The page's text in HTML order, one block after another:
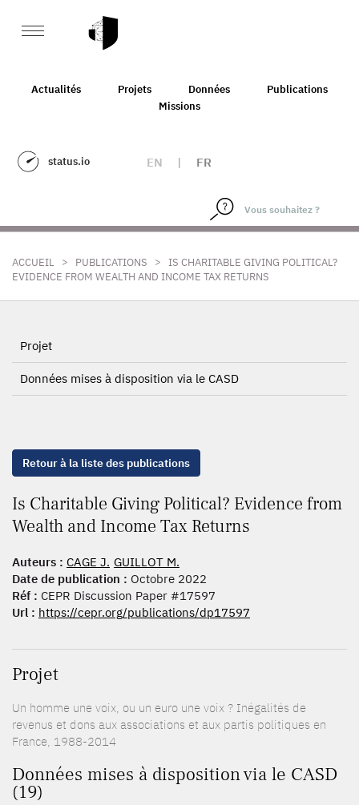
Actualités Projets Données
Publications
Missions
status.io EN | FR
ACCUEIL > PUBLICATIONS > IS CHARITABLE GIVING POLITICAL?
EVIDENCE FROM WEALTH AND INCOME TAX RETURNS
Projet
Données mises à disposition via le CASD
Retour à la liste des publications
Is Charitable Giving Political? Evidence from
Wealth and Income Tax Returns
Auteurs : CAGE J. GUILLOT M.
Date de publication : Octobre 2022
Réf : CEPR Discussion Paper #17597
Url : https://cepr.org/publications/dp17597
Projet
Un homme une voix, ou un euro une voix ? Inégalités de
revenus et dons aux associations et aux partis politiques en
France, 1988-2014
Données mises à disposition via le CASD
(19)